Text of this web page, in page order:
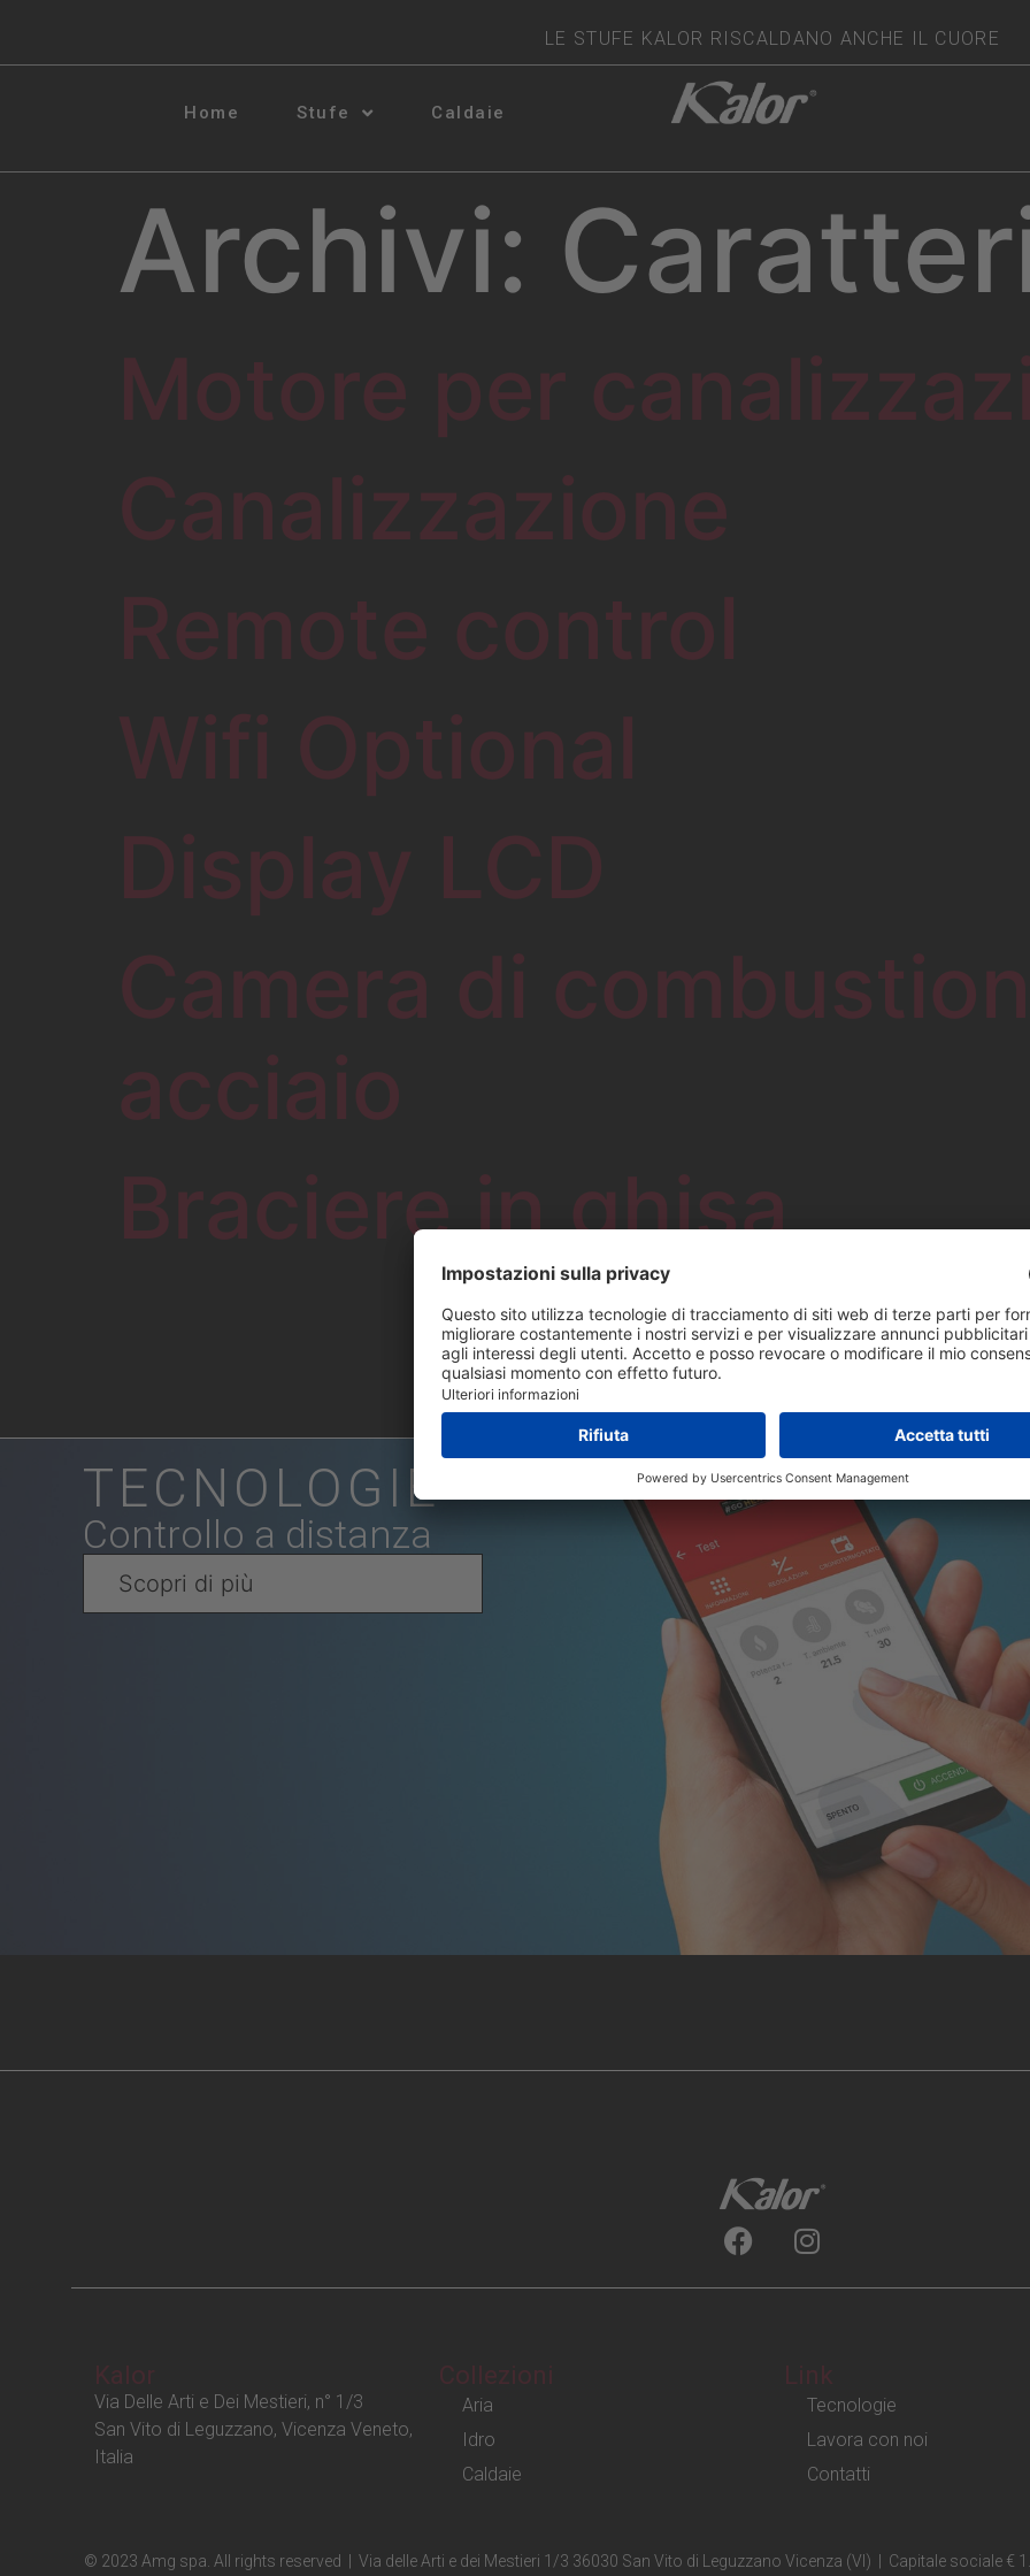
LE STUFE KALOR RISCALDANO ANCHE IL CUORE
Home Stufe Caldaie
Archivi:
Motore per
Canalizzazione
Remote control
Wifi Optional
Display LCD
Camera di
acciaio
Braciere in ghisa
TECNOLOGIE
Controllo a distanza
Scopri di più
Kalor
Via Delle Arti e Dei Mestieri, n° 1/3
San Vito di Leguzzano, Vicenza Veneto,
Italia
Collezioni
Aria
Idro
Caldaie
Link
Tecnologie
Lavora con noi
Contatti
© 2023 Amg spa. All rights reserved | Via delle Arti e dei Mestieri 1/3 36030 San Vito di Leguzzano Vicenza (VI) | Capitale sociale